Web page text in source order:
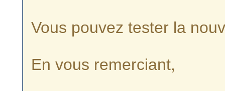
Vous pouvez tester la
En vous remerciant,